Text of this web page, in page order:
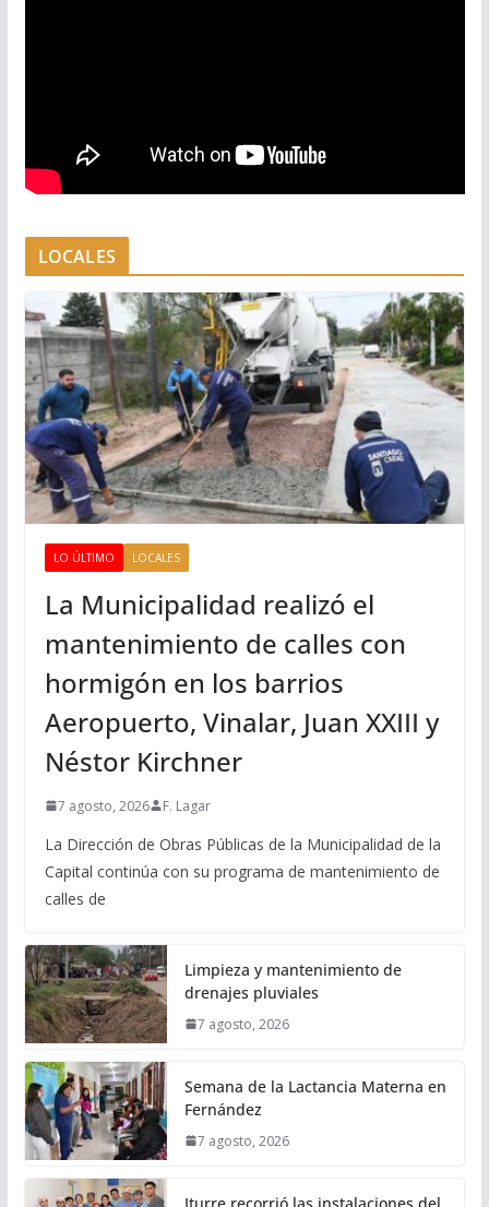
LOCALES
LO ÚLTIMO LOCALES
La Municipalidad realizó el
mantenimiento de calles con
hormigón en los barrios
Aeropuerto, Vinalar, Juan XXIII y
Néstor Kirchner
7 agosto, 2026 F. Lagar
La Dirección de Obras Públicas de la Municipalidad de la
Capital continúa con su programa de mantenimiento de
calles de
Limpieza y mantenimiento de
drenajes pluviales
7 agosto, 2026
Semana de la Lactancia Materna en
Fernández
7 agosto, 2026